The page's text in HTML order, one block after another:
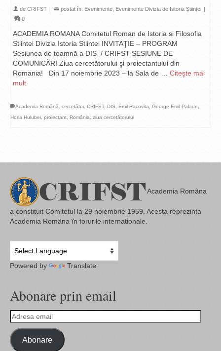
de CRIFST | postat în: Evenimente Evenimente Divizia de Istoria Științei |
0
ACADEMIA ROMANA Comitetul Roman de Istoria si Filosofia
Stiintei Divizia Istoria Stiintei INVITAŢIE – PROGRAM
Sesiunea de toamnă a DIS / CRIFST SESIUNE DE
COMUNICĂRI Ziua cercetătorului şi proiectantului din
Romania! Din 17 noiembrie 2023 – la Sala de … Citeşte mai
mult
Academia Română cercetător, CRIFST, DIS Emil Racovita George Emil Palade
Horia Hulubei proiectant România ziua cercetătorului
Academia Româna
a constituit Comitetul la 29 noiembrie 1959. Acesta reprezinta
Academia Româna în forurile internationale.
Powered by Translate
Abonare prin email
Adresa
email
Abonare